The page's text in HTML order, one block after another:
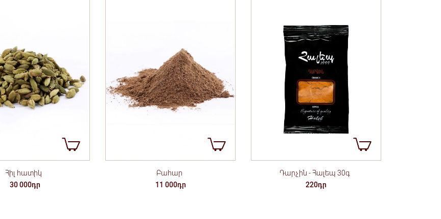
Հիլ հատիկ
30 000դր
Բահար
11 000դր
Դարչին - Հալեպ 30գ
220դր